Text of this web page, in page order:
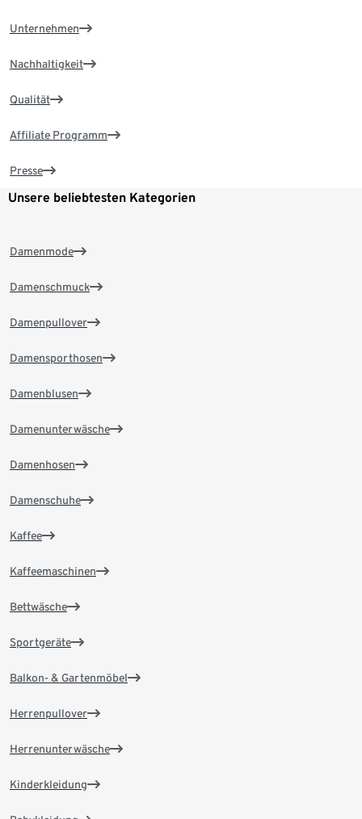
Unternehmen
Nachhaltigkeit
Qualität
Affiliate Programm
Presse
Unsere beliebtesten Kategorien
Damenmode
Damenschmuck
Damenpullover
Damensporthosen
Damenblusen
Damenunterwäsche
Damenhosen
Damenschuhe
Kaffee
Kaffeemaschinen
Bettwäsche
Sportgeräte
Balkon- & Gartenmöbel
Herrenpullover
Herrenunterwäsche
Kinderkleidung